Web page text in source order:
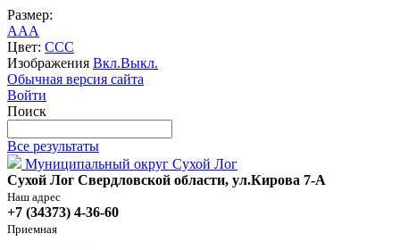
Размер:
AAA
Цвет: CCC
Изображения Вкл.Выкл.
Обычная версия сайта
Войти
Поиск
Все результаты
Муниципальный округ Сухой Лог
Сухой Лог Свердловской области, ул.Кирова 7-А
Наш адрес
+7 (34373) 4-36-60
Приемная